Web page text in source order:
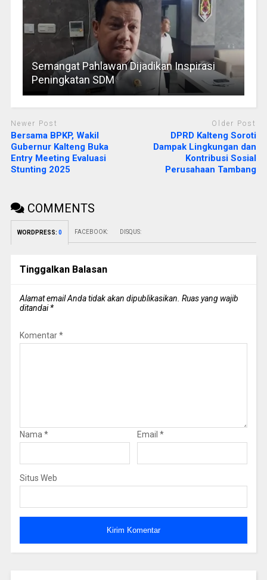
Semangat Pahlawan Dijadikan Inspirasi
Peningkatan SDM
Newer Post
Bersama BPKP, Wakil
Gubernur Kalteng Buka
Entry Meeting Evaluasi
Stunting 2025
Older Post
DPRD Kalteng Soroti
Dampak Lingkungan dan
Kontribusi Sosial
Perusahaan Tambang
COMMENTS
WORDPRESS: 0 FACEBOOK: DISQUS:
Tinggalkan Balasan
Alamat email Anda tidak akan dipublikasikan. Ruas yang wajib
ditandai*
Komentar*
Nama * Email *
Situs Web